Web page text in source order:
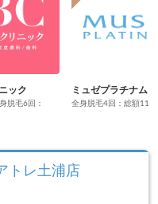
ック
脱毛6回：
ミュゼプラチナム
全身脱毛4回：総額110
トレ土浦店